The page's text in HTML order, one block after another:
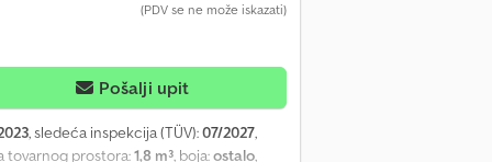
(PDV se ne može iskazati)
Pošalji upit
, sledeća inspekcija (TÜV):07/2027,
tovarnog prostora:1,8 m³, boja:ostalo,